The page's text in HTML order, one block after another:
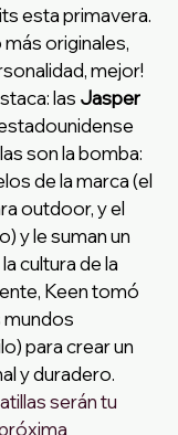
esta primavera.
más originales,
mejor!
las Jasper
son la bomba:
de la marca (el
outdoor, y el
y le suman un
cultura de la
Keen tomó
mundos
para crear un
y duradero.
serán tu